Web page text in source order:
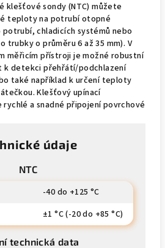
klešťové sondy (NTC) můžete
teploty na potrubí otopné
chladicích systémů nebo
trubky o průměru 6 až 35 mm). V
měřicím přístroji je možné robustní
k detekci přehřátí/podchlazení
také například k určení teploty
Klešťový upínací
rychlé a snadné připojení povrchové
údaje
NTC
-40 do +125 °C
±1 °C (-20 do +85 °C)
technická data